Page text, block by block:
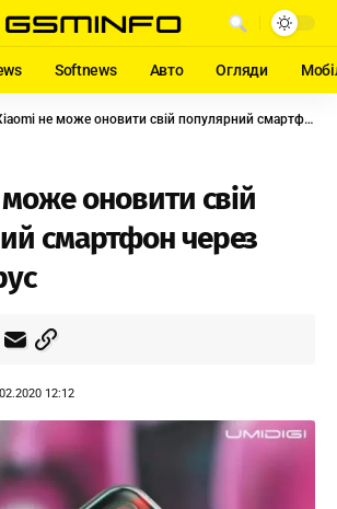
Softnews Авто Огляди
не може оновити свій популярний смартфон через коронавірус
оновити свій
смартфон через
12:12